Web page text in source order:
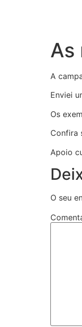
As
A
Enviei
Os
Confira
Apoio
O seu